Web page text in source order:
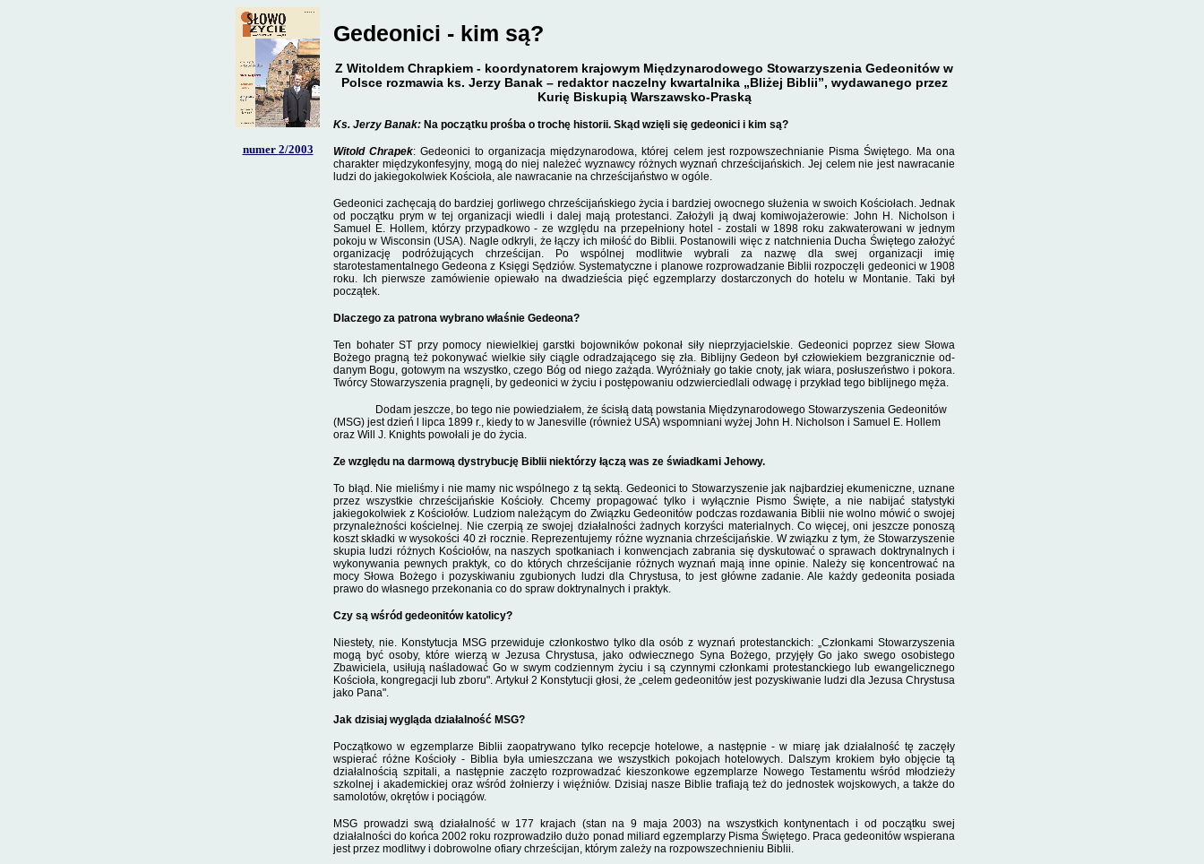
numer 2/2003
Gedeonici - kim są?
Z Witoldem Chrapkiem - koordynatorem krajowym Międzynarodowego Stowarzyszenia Gedeonitów w
Polsce rozmawia ks. Jerzy Banak – redaktor naczelny kwartalnika „Bliżej Biblii”, wydawanego przez
Kurię Biskupią Warszawsko-Praską
Ks. Jerzy Banak: Na początku prośba o trochę hi­storii. Skąd wzięli się gedeonici i kim są?
Witold Chrapek: Gedeonici to organizacja międzynarodowa, której celem jest rozpowszechnianie Pisma Świętego. Ma ona
charakter międzykonfesyjny, mogą do niej należeć wyznawcy różnych wyznań chrześci­jańskich. Jej celem nie jest nawracanie
ludzi do jakiegokolwiek Kościoła, ale nawracanie na chrześcijaństwo w ogóle.
Gedeonici zachęcają do bardziej gorliwego chrześci­jańskiego życia i bardziej owocnego służenia w swoich Ko­ściołach. Jednak
od początku prym w tej organizacji wie­dli i dalej mają protestanci. Założyli ją dwaj komiwojaże­rowie: John H. Nicholson i
Samuel E. Hollem, którzy przypadkowo - ze względu na przepełniony hotel - zosta­li w 1898 roku zakwaterowani w jednym
pokoju w Wisconsin (USA). Nagle odkryli, że łączy ich miłość do Bi­blii. Postanowili więc z natchnienia Ducha Świętego za­łożyć
organizację podróżujących chrześcijan. Po wspólnej modlitwie wybrali za nazwę dla swej organizacji imię
starotestamentalnego Gedeona z Księgi Sędziów. Systema­tyczne i planowe rozprowadzanie Biblii rozpoczęli gede­onici w 1908
roku. Ich pierwsze zamówienie opiewało na dwadzieścia pięć egzemplarzy dostarczonych do hotelu w Montanie. Taki był
początek.
Dlaczego za patrona wybrano właśnie Gedeona?
Ten bohater ST przy pomocy niewielkiej garstki bojowników pokonał siły nieprzyjacielskie. Gedeonici poprzez siew Słowa
Bożego pragną też pokonywać wielkie siły ciągle odradzającego się zła. Biblijny Gedeon był człowiekiem bezgranicznie od­
danym Bogu, gotowym na wszystko, czego Bóg od niego zażąda. Wyróżniały go takie cnoty, jak wiara, posłuszeń­stwo i pokora.
Twórcy Stowarzyszenia pragnęli, by gede­onici w życiu i postępowaniu odzwierciedlali odwagę i przykład tego biblijnego męża.
Dodam jeszcze, bo tego nie powiedziałem, że ścisłą da­tą powstania Międzynarodowego Stowarzyszenia Gedeonitów
(MSG) jest dzień l lipca 1899 r., kiedy to w Janesville (również USA) wspomnia­ni wyżej John H. Nicholson i Samuel E. Hollem
oraz Will J. Knights powołali je do życia.
Ze względu na darmową dystrybucję Biblii niektórzy łączą was ze świadkami Jehowy.
To błąd. Nie mieliśmy i nie mamy nic wspólnego z tą sektą. Gedeonici to Stowarzysze­nie jak najbardziej ekumeniczne, uznane
przez wszystkie chrześcijańskie Kościoły. Chcemy propagować tylko i wyłącznie Pismo Święte, a nie nabijać statystyki
jakiegokolwiek z Kościołów. Ludziom należącym do Związ­ku Gedeonitów podczas rozdawania Biblii nie wolno mó­wić o swojej
przynależności kościelnej. Nie czerpią ze swojej działalności żadnych korzyści materialnych. Co więcej, oni jeszcze ponoszą
koszt składki w wysokości 40 zł rocznie. Reprezentujemy różne wyznania chrześcijańskie. W związku z tym, że Stowarzyszenie
skupia ludzi różnych Kościołów, na naszych spotkaniach i konwencjach zabra­nia się dyskutować o sprawach doktrynalnych i
wykony­wania pewnych praktyk, co do których chrześcijanie róż­nych wyznań mają inne opinie. Należy się koncentrować na
mocy Słowa Bożego i pozyskiwaniu zgubionych lu­dzi dla Chrystusa, to jest główne zadanie. Ale każdy gedeonita posiada
prawo do własnego przekonania co do spraw doktrynalnych i praktyk.
Czy są wśród gedeonitów katolicy?
Niestety, nie. Konstytucja MSG przewi­duje członkostwo tylko dla osób z wyznań protestanckich: „Członkami Stowarzyszenia
mogą być osoby, które wie­rzą w Jezusa Chrystusa, jako odwiecznego Syna Boże­go, przyjęły Go jako swego osobistego
Zbawiciela, usi­łują naśladować Go w swym codziennym życiu i są czynnymi członkami protestanckiego lub ewangeliczne­go
Kościoła, kongregacji lub zboru". Artykuł 2 Konsty­tucji głosi, że „celem gedeonitów jest pozyskiwanie lu­dzi dla Jezusa Chrystusa
jako Pana".
Jak dzisiaj wygląda działalność MSG?
Początkowo w egzemplarze Biblii zaopa­trywano tylko recepcje hotelowe, a następnie - w miarę jak działalność tę zaczęły
wspierać róż­ne Kościoły - Biblia była umieszczana we wszystkich po­kojach hotelowych. Dalszym krokiem było objęcie tą
działalnością szpitali, a następnie zaczęto rozprowa­dzać kieszonkowe egzemplarze Nowego Testamentu wśród młodzieży
szkolnej i akademickiej oraz wśród żołnierzy i więźniów. Dzisiaj nasze Biblie trafiają też do jednostek wojsko­wych, a także do
samolotów, okrętów i pociągów.
MSG prowadzi swą działalność w 177 krajach (stan na 9 maja 2003) na wszystkich kontynentach i od początku swej
działalności do końca 2002 roku roz­prowadziło dużo ponad miliard egzemplarzy Pisma Świętego. Praca gedeonitów wspierana
jest przez mo­dlitwy i dobrowolne ofiary chrześcijan, którym zależy na rozpowszechnieniu Biblii.